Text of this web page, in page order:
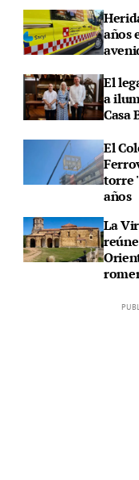
años
El
a
Casa
El
torre
años
La